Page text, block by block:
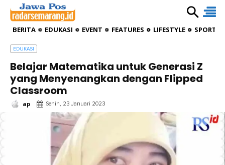
BERITA EDUKASI EVENT FEATURES LIFESTYLE
EDUKASI
Belajar Matematika untuk Generasi Z
yang Menyenangkan dengan Flipped
Classroom
ap Senin, 23 Januari 2023